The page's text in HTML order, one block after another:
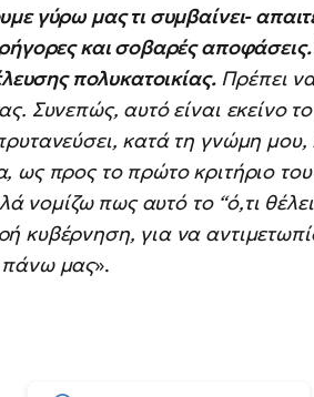
γύρω μας τι συμβαίνει-
και σοβαρές αποφάσεις.
πολυκατοικίας.Πρέπει
Συνεπώς, αυτό είναι εκείνο
κατά τη γνώμη
προς το πρώτο κριτήριο
νομίζω πως αυτό το “ό,τι
κυβέρνηση, για να
πάνω μας».